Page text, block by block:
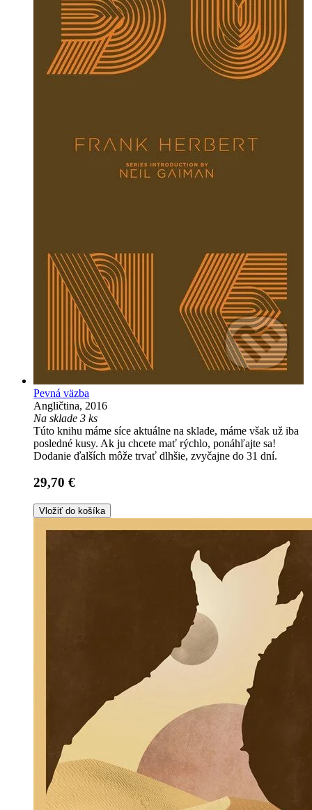
Pevná väzba
Angličtina, 2016
Na sklade 3 ks
Túto knihu máme síce aktuálne na sklade, máme však už iba
posledné kusy. Ak ju chcete mať rýchlo, ponáhľajte sa!
Dodanie ďalších môže trvať dlhšie, zvyčajne do 31 dní.
29,70 €
Vložiť do košíka